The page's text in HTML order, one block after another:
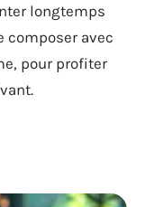
longtemps
composer avec
pour profiter